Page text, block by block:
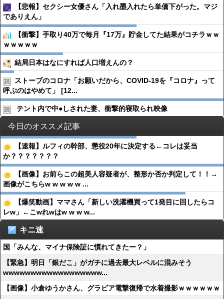
【悲報】セクシー女優さん「入れ墨入れたら単価下がった。マジ
でありえん」
【衝撃】手取り40万で毎月『17万』貯金してた結果がコチラｗｗ
ｗｗｗｗｗ
結局日本はなにすれば人口増えんの？
ストーブのコロナ「お願いだから、COVID-19を『コロナ』って
呼ぶのはやめて」 [12...
テント内で中●︎しされた妻、衝撃的寝取られ映像
今日のオススメ記事
【速報】ルフィの幹部、懲役20年に決定する←コレは妥当
か？？？？？？？
【画像】お前らこの超美人容疑者が、整形か否か判定して！！→
画像がこちらw w w w w ...
【爆笑動画】ママさん「新しい洗濯機買って1発目に回したらコ
レw」←こwれwはw w w w...
キニ速
国「みんな、マイナ保険証に慣れてきたー？」
【緊急】明日「銀だこ」がガチに過去最大レベルに混みそう
wwwwwwwwwwwwwwwwww...
【画像】小倉ゆうかさん、グラビア電撃復帰で水着撮影ｗｗｗｗｗｗ